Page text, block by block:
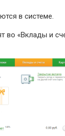
в системе.
во «Вклады и